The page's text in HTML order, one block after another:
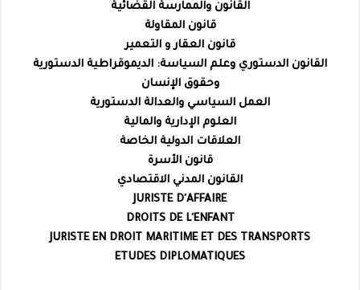
القانون والممارسة القضائية
قانون المقاولة
قانون العقار و التعمير
القانون الدستوري وعلم السياسة: الديموقراطية الدستورية
وحقوق الإنسان
العمل السياسي والعدالة الدستورية
العلوم الإدارية والمالية
العلاقات الدولية الخاصة
قانون الأسرة
القانون المدني الاقتصادي
JURISTE D'AFFAIRE
DROITS DE L'ENFANT
JURISTE EN DROIT MARITIME ET DES TRANSPORTS
ETUDES DIPLOMATIQUES